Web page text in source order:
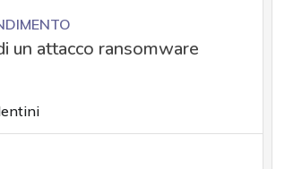
un attacco ransomware